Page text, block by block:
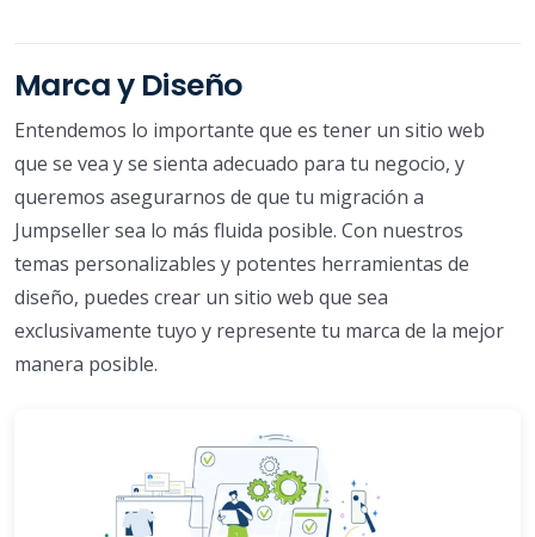
Marca y Diseño
Entendemos lo importante que es tener un sitio web
que se vea y se sienta adecuado para tu negocio, y
queremos asegurarnos de que tu migración a
Jumpseller sea lo más fluida posible. Con nuestros
temas personalizables y potentes herramientas de
diseño, puedes crear un sitio web que sea
exclusivamente tuyo y represente tu marca de la mejor
manera posible.